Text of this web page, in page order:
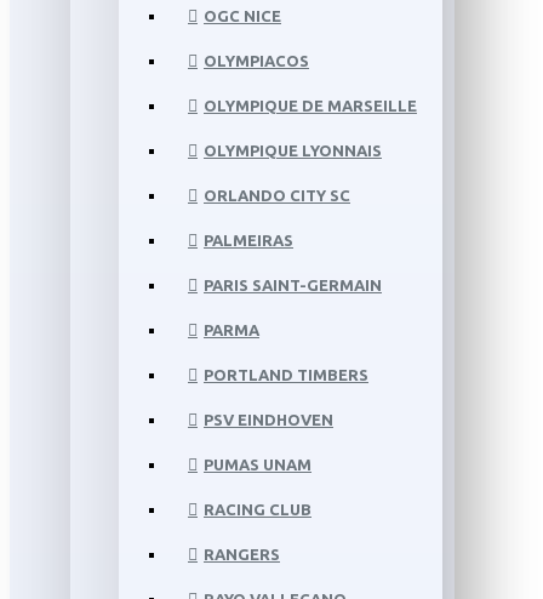
OGC NICE
OLYMPIACOS
OLYMPIQUE DE MARSEILLE
OLYMPIQUE LYONNAIS
ORLANDO CITY SC
PALMEIRAS
PARIS SAINT-GERMAIN
PARMA
PORTLAND TIMBERS
PSV EINDHOVEN
PUMAS UNAM
RACING CLUB
RANGERS